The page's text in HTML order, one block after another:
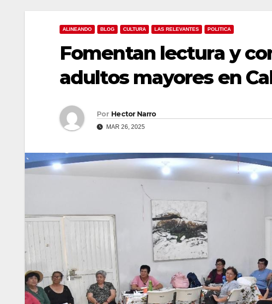
ALINEANDO BLOG CULTURA LAS RELEVANTES POLITICA
Fomentan lectura y
adultos mayores en
Por Hector Narro
MAR 26, 2025